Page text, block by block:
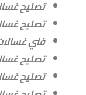
تصليح
تصليح
فني
تصليح
تصليح